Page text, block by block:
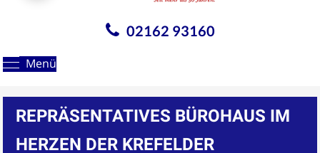
02162 93160
Menü
REPRÄSENTATIVES BÜROHAUS IM
HERZEN DER KREFELDER